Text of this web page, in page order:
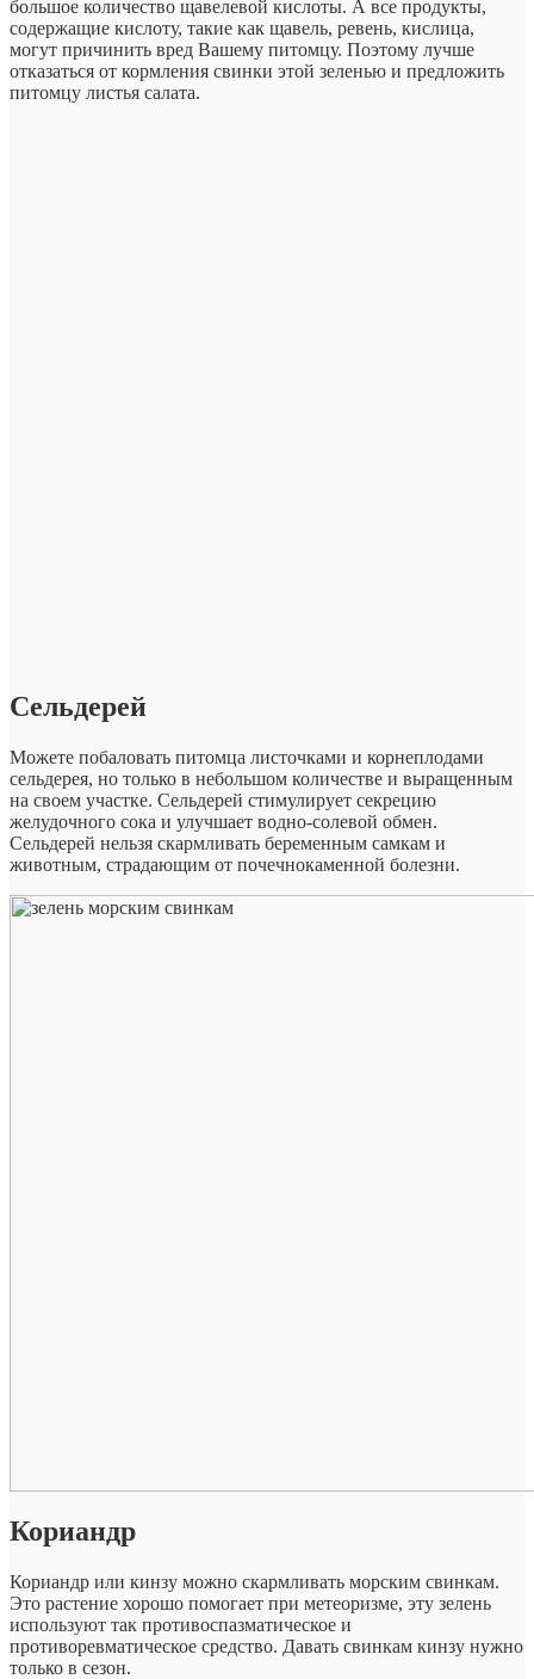
большое количество щавелевой кислоты. А все продукты,
содержащие кислоту, такие как щавель, ревень, кислица,
могут причинить вред Вашему питомцу. Поэтому лучше
отказаться от кормления свинки этой зеленью и предложить
питомцу листья салата.
Сельдерей
Можете побаловать питомца листочками и корнеплодами
сельдерея, но только в небольшом количестве и выращенным
на своем участке. Сельдерей стимулирует секрецию
желудочного сока и улучшает водно-солевой обмен.
Сельдерей нельзя скармливать беременным самкам и
животным, страдающим от почечнокаменной болезни.
Кориандр
Кориандр или кинзу можно скармливать морским свинкам.
Это растение хорошо помогает при метеоризме, эту зелень
используют так противоспазматическое и
противоревматическое средство. Давать свинкам кинзу нужно
только в сезон.